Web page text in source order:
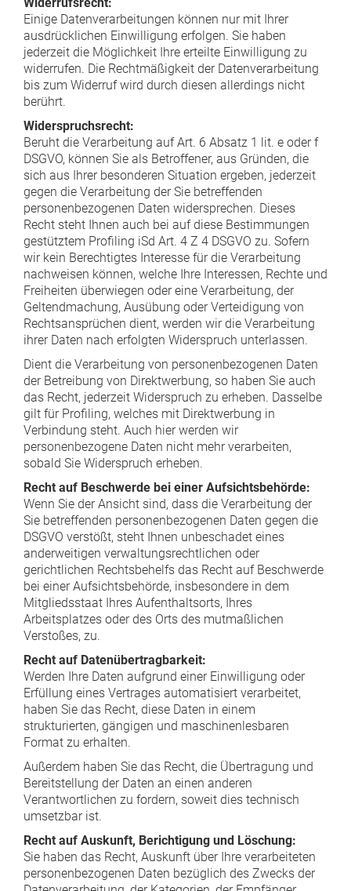
Einige Datenverarbeitungen können nur mit Ihrer
ausdrücklichen Einwilligung erfolgen. Sie haben
jederzeit die Möglichkeit Ihre erteilte Einwilligung zu
widerrufen. Die Rechtmäßigkeit der Datenverarbeitung
bis zum Widerruf wird durch diesen allerdings nicht
berührt.
Widerspruchsrecht:
Beruht die Verarbeitung auf Art. 6 Absatz 1 lit. e oder f
DSGVO, können Sie als Betroffener, aus Gründen, die
sich aus Ihrer besonderen Situation ergeben, jederzeit
gegen die Verarbeitung der Sie betreffenden
personenbezogenen Daten widersprechen. Dieses
Recht steht Ihnen auch bei auf diese Bestimmungen
gestütztem Profiling iSd Art. 4 Z 4 DSGVO zu. Sofern
wir kein Berechtigtes Interesse für die Verarbeitung
nachweisen können, welche Ihre Interessen, Rechte und
Freiheiten überwiegen oder eine Verarbeitung, der
Geltendmachung, Ausübung oder Verteidigung von
Rechtsansprüchen dient, werden wir die Verarbeitung
ihrer Daten nach erfolgten Widerspruch unterlassen.
Dient die Verarbeitung von personenbezogenen Daten
der Betreibung von Direktwerbung, so haben Sie auch
das Recht, jederzeit Widerspruch zu erheben. Dasselbe
gilt für Profiling, welches mit Direktwerbung in
Verbindung steht. Auch hier werden wir
personenbezogene Daten nicht mehr verarbeiten,
sobald Sie Widerspruch erheben.
Recht auf Beschwerde bei einer Aufsichtsbehörde:
Wenn Sie der Ansicht sind, dass die Verarbeitung der
Sie betreffenden personenbezogenen Daten gegen die
DSGVO verstößt, steht Ihnen unbeschadet eines
anderweitigen verwaltungsrechtlichen oder
gerichtlichen Rechtsbehelfs das Recht auf Beschwerde
bei einer Aufsichtsbehörde, insbesondere in dem
Mitgliedsstaat Ihres Aufenthaltsorts, Ihres
Arbeitsplatzes oder des Orts des mutmaßlichen
Verstoßes, zu.
Recht auf Datenübertragbarkeit:
Werden Ihre Daten aufgrund einer Einwilligung oder
Erfüllung eines Vertrages automatisiert verarbeitet,
haben Sie das Recht, diese Daten in einem
strukturierten, gängigen und maschinenlesbaren
Format zu erhalten.
Außerdem haben Sie das Recht, die Übertragung und
Bereitstellung der Daten an einen anderen
Verantwortlichen zu fordern, soweit dies technisch
umsetzbar ist.
Recht auf Auskunft, Berichtigung und Löschung:
Sie haben das Recht, Auskunft über Ihre verarbeiteten
personenbezogenen Daten bezüglich des Zwecks der